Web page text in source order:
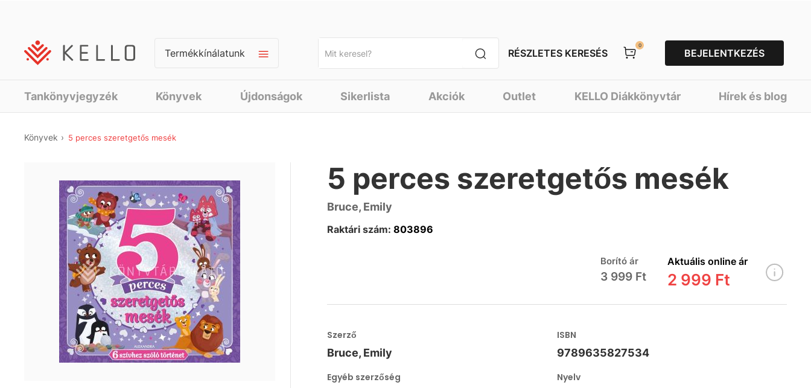
Termékkínálatunk RÉSZLETES KERESÉS
0
BEJELENTKEZÉS
Tankönyvjegyzék Könyvek Újdonságok Sikerlista Akciók Outlet KELLO Diákkönyvtár Hírek és blog
Könyvek 5 perces szeretgetős mesék
5 perces szeretgetős mesék
Bruce, Emily
Raktári szám: 803896
Borító ár
3 999 Ft
Aktuális online ár
2 999 Ft
Szerző
Bruce, Emily
ISBN
9789635827534
Egyéb szerzőség Nyelv